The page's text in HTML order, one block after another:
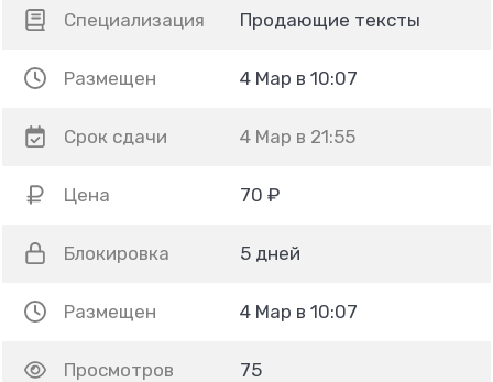
Специализация Продающие тексты
Размещен 4 Мар в 10:07
Срок сдачи 4 Мар в 21:55
Цена 70 ₽
Блокировка 5 дней
Размещен 4 Мар в 10:07
Просмотров 75